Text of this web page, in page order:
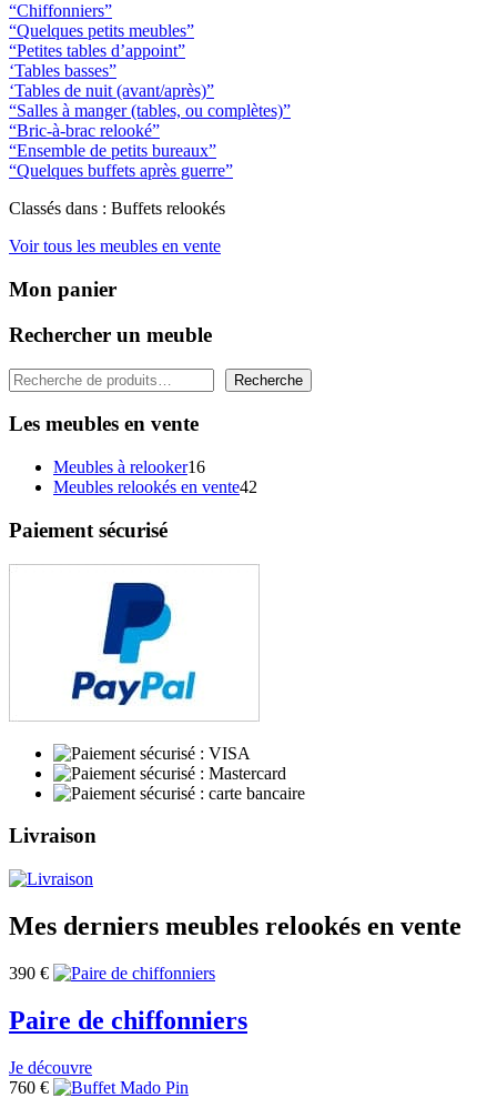
“Chiffonniers”
“Quelques petits meubles”
“Petites tables d’appoint”
‘Tables basses”
‘Tables de nuit (avant/après)”
“Salles à manger (tables, ou complètes)”
“Bric-à-brac relooké”
“Ensemble de petits bureaux”
“Quelques buffets après guerre”
Classés dans : Buffets relookés
Voir tous les meubles en vente
Mon panier
Rechercher un meuble
Rechercher Recherche
Les meubles en vente
Meubles à relooker1616
produits
Meubles relookés en vente42
Paiement sécurisé
Livraison
Mes derniers meubles relookés en vente
390 €
Paire de chiffonniers
Je découvre
760 €